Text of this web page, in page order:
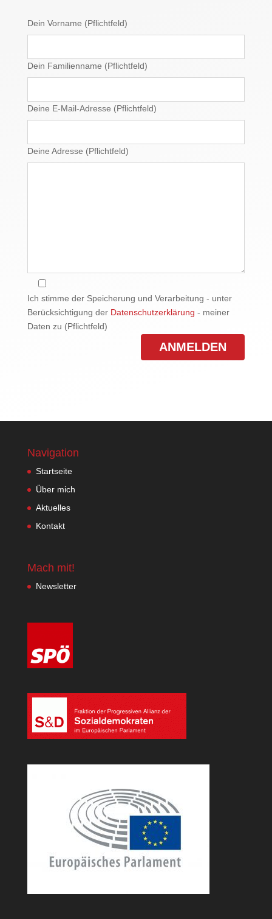
Dein Vorname (Pflichtfeld)
Dein Familienname (Pflichtfeld)
Deine E-Mail-Adresse (Pflichtfeld)
Deine Adresse (Pflichtfeld)
Ich stimme der Speicherung und Verarbeitung - unter
Berücksichtigung der Datenschutzerklärung - meiner
Daten zu (Pflichtfeld)
Navigation
Startseite
Über mich
Aktuelles
Kontakt
Mach mit!
Newsletter